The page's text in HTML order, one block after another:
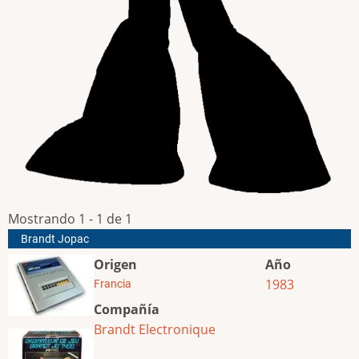
Mostrando 1 - 1 de 1
Brandt Jopac
Origen
Francia
Compañía
Brandt Electronique
Año
1983